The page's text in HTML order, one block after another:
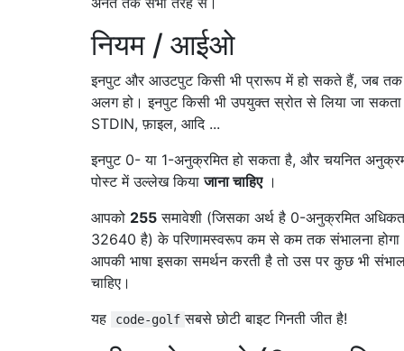
नियम / आईओ
इनपुट और आउटपुट किसी भी प्रारूप में हो सकते हैं, जब
अलग हो। इनपुट किसी भी उपयुक्त स्रोत से लिया जा
STDIN, फ़ाइल, आदि ...
इनपुट 0- या 1-अनुक्रमित हो सकता है, और चयनित
पोस्ट में उल्लेख कियाजाना चाहिए।
आपको 255 समावेशी (जिसका अर्थ है 0-अनुक्रमित
32640 है) के परिणामस्वरूप कम से कम तक संभालना होगा
आपकी भाषा इसका समर्थन करती है तो उस पर कुछ भी
चाहिए।
यह
code-golf सबसे छोटी बाइट गिनती जीत है!